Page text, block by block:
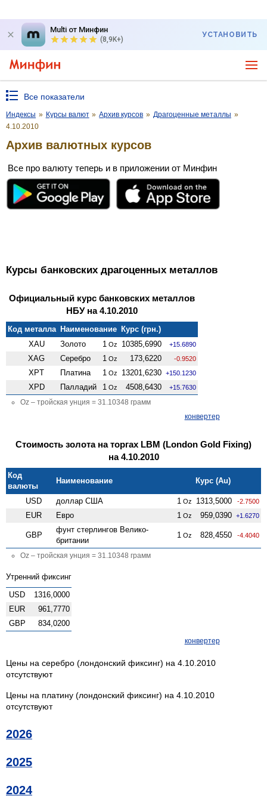
Multi от Минфин
(8,9K+)
УСТАНОВИТЬ
Все показатели
Индексы » Курсы валют » Архив курсов » Драгоценные металлы »
4.10.2010
Архив валютных курсов
Все про валюту теперь и в приложении от Минфин
Курсы банковских драгоценных металлов
Официальный курс банковских металлов
НБУ на 4.10.2010
Код металла Наименование Курс (грн.)
XAU
Золото 1 Oz 10385,6990 +15.6890
XAG Серебро 1 Oz 173,6220 -0.9520
XPT Платина 1 Oz 13201,6230 +150.1230
XPD Палладий 1 Oz 4508,6430 +15.7630
Oz – тройская унция = 31.10348 грамм
конвертер
Стоимость золота на торгах LBM (London Gold Fixing)
на 4.10.2010
Код
валюты
Наименование Курс (Au)
USD доллар США 1 Oz 1313,5000 -2.7500
EUR Евро 1 Oz 959,0390 +1.6270
GBP
фунт стерлингов Велико­
британии
1 Oz 828,4550 -4.4040
Oz – тройская унция = 31.10348 грамм
Утренний фиксинг
USD
1316,0000
EUR
961,7770
GBP
834,0200
конвертер
Цены на серебро (лондонский фиксинг) на 4.10.2010
отсутствуют
Цены на платину (лондонский фиксинг) на 4.10.2010
отсутствуют
2026
2025
2024